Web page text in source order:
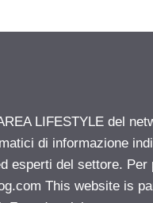
LIFESTYLE del
di informazione
esperti del settore.
This website is